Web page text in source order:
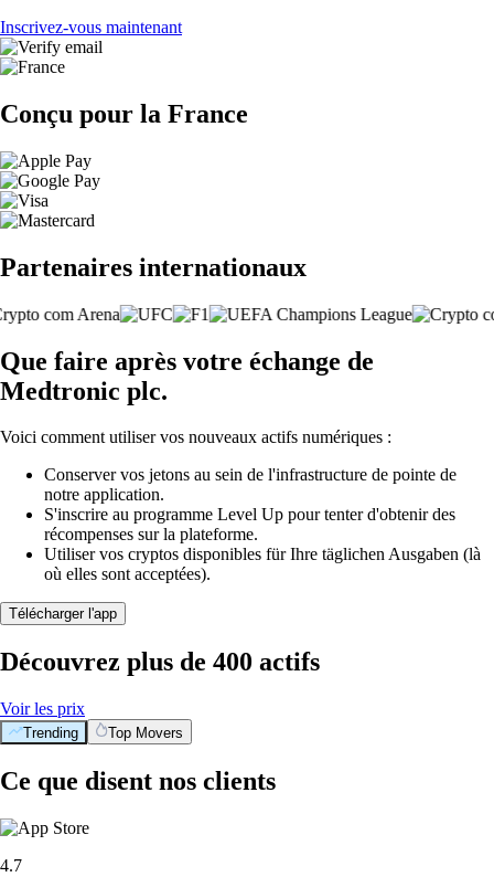
Inscrivez-vous maintenant
Conçu pour la France
Partenaires internationaux
Que faire après votre échange de
Medtronic plc.
Voici comment utiliser vos nouveaux actifs numériques :
Conserver vos jetons au sein de l'infrastructure de pointe de
notre application.
S'inscrire au programme Level Up pour tenter d'obtenir des
récompenses sur la plateforme.
Utiliser vos cryptos disponibles für Ihre täglichen Ausgaben (là
où elles sont acceptées).
Télécharger l'app
Découvrez plus de 400 actifs
Voir les prix
Trending Top Movers
Ce que disent nos clients
4.7